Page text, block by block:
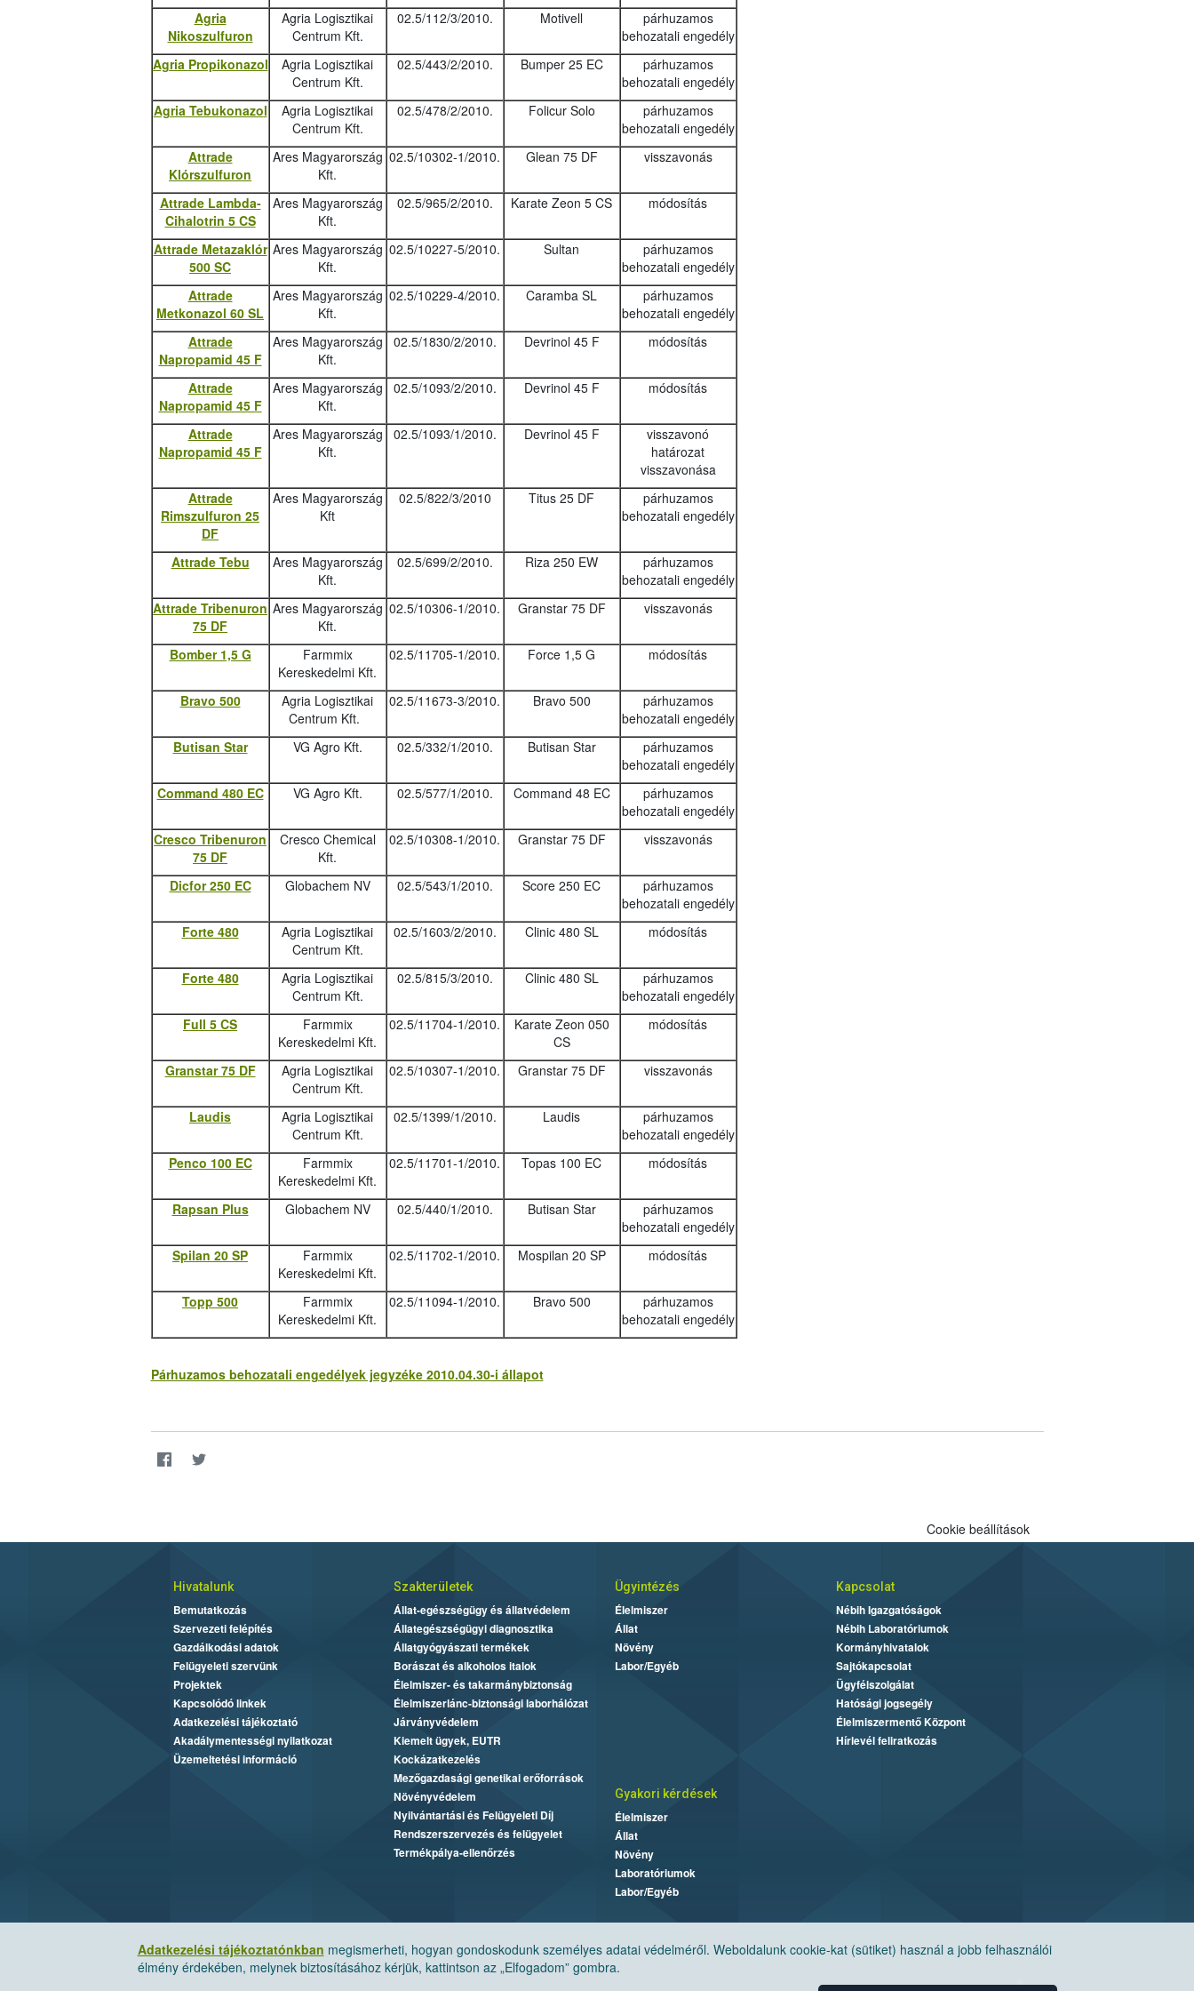
Agria
Nikoszulfuron
Agria Logisztikai
Centrum Kft.
02.5/112/3/2010. Motivell
párhuzamos
behozatali engedély
Agria Propikonazol
Agria Logisztikai
Centrum Kft.
02.5/443/2/2010. Bumper 25 EC
párhuzamos
behozatali engedély
Agria Tebukonazol
Agria Logisztikai
Centrum Kft.
02.5/478/2/2010. Folicur Solo
párhuzamos
behozatali engedély
Attrade
Klórszulfuron
Ares Magyarország
Kft.
02.5/10302-1/2010. Glean 75 DF visszavonás
Attrade Lambda-
Cihalotrin 5 CS
Ares Magyarország
Kft.
02.5/965/2/2010. Karate Zeon 5 CS módosítás
Attrade Metazaklór
500 SC
Ares Magyarország
Kft.
02.5/10227-5/2010. Sultan
párhuzamos
behozatali engedély
Attrade
Metkonazol 60 SL
Ares Magyarország
Kft.
02.5/10229-4/2010. Caramba SL
párhuzamos
behozatali engedély
Attrade
Napropamid 45 F
Ares Magyarország
Kft.
02.5/1830/2/2010. Devrinol 45 F módosítás
Attrade
Napropamid 45 F
Ares Magyarország
Kft.
02.5/1093/2/2010. Devrinol 45 F módosítás
Attrade
Napropamid 45 F
Ares Magyarország
Kft.
02.5/1093/1/2010. Devrinol 45 F
visszavonó
határozat
visszavonása
Attrade
Rimszulfuron 25
DF
Ares Magyarország
Kft
02.5/822/3/2010 Titus 25 DF
párhuzamos
behozatali engedély
Attrade Tebu
Ares Magyarország
Kft.
02.5/699/2/2010. Riza 250 EW
párhuzamos
behozatali engedély
Attrade Tribenuron
75 DF
Ares Magyarország
Kft.
02.5/10306-1/2010. Granstar 75 DF visszavonás
Bomber 1,5 G
Farmmix
Kereskedelmi Kft.
02.5/11705-1/2010. Force 1,5 G módosítás
Bravo 500
Agria Logisztikai
Centrum Kft.
02.5/11673-3/2010. Bravo 500
párhuzamos
behozatali engedély
Butisan Star
VG Agro Kft. 02.5/332/1/2010. Butisan Star
párhuzamos
behozatali engedély
Command 480 EC
VG Agro Kft. 02.5/577/1/2010. Command 48 EC
párhuzamos
behozatali engedély
Cresco Tribenuron
75 DF
Cresco Chemical
Kft.
02.5/10308-1/2010. Granstar 75 DF visszavonás
Dicfor 250 EC Globachem NV 02.5/543/1/2010. Score 250 EC
párhuzamos
behozatali engedély
Forte 480
Agria Logisztikai
Centrum Kft.
02.5/1603/2/2010. Clinic 480 SL módosítás
Forte 480
Agria Logisztikai
Centrum Kft.
02.5/815/3/2010. Clinic 480 SL
párhuzamos
behozatali engedély
Full 5 CS
Farmmix
Kereskedelmi Kft.
02.5/11704-1/2010.
Karate Zeon 050
CS
módosítás
Granstar 75 DF
Agria Logisztikai
Centrum Kft.
02.5/10307-1/2010. Granstar 75 DF visszavonás
Laudis
Agria Logisztikai
Centrum Kft.
02.5/1399/1/2010. Laudis
párhuzamos
behozatali engedély
Penco 100 EC
Farmmix
Kereskedelmi Kft.
02.5/11701-1/2010. Topas 100 EC módosítás
Rapsan Plus Globachem NV 02.5/440/1/2010. Butisan Star
párhuzamos
behozatali engedély
Spilan 20 SP
Farmmix
Kereskedelmi Kft.
02.5/11702-1/2010. Mospilan 20 SP módosítás
Topp 500
Farmmix
Kereskedelmi Kft.
02.5/11094-1/2010. Bravo 500
párhuzamos
behozatali engedély
Párhuzamos behozatali engedélyek jegyzéke 2010.04.30-i állapot
Adatkezelési tájékoztatónkban megismerheti, hogyan gondoskodunk személyes adatai védelméről. Weboldalunk cookie-kat (sütiket) használ a jobb felhasználói
élmény érdekében, melynek biztosításához kérjük, kattintson az „Elfogadom” gombra.
Cookie beállítások
Hivatalunk
Bemutatkozás
Szervezeti felépítés
Gazdálkodási adatok
Felügyeleti szervünk
Projektek
Kapcsolódó linkek
Adatkezelési tájékoztató
Akadálymentességi nyilatkozat
Üzemeltetési információ
Szakterületek
Állat-egészségügy és állatvédelem
Állategészségügyi diagnosztika
Állatgyógyászati termékek
Borászat és alkoholos italok
Élelmiszer- és takarmánybiztonság
Élelmiszerlánc-biztonsági laborhálózat
Járványvédelem
Kiemelt ügyek, EUTR
Kockázatkezelés
Mezőgazdasági genetikai erőforrások
Növényvédelem
Nyilvántartási és Felügyeleti Díj
Rendszerszervezés és felügyelet
Termékpálya-ellenőrzés
Ügyintézés
Élelmiszer
Állat
Növény
Labor/Egyéb
Kapcsolat
Nébih Igazgatóságok
Nébih Laboratóriumok
Kormányhivatalok
Sajtókapcsolat
Ügyfélszolgálat
Hatósági jogsegély
Élelmiszermentő Központ
Hírlevél feliratkozás
Gyakori kérdések
Élelmiszer
Állat
Növény
Laboratóriumok
Labor/Egyéb